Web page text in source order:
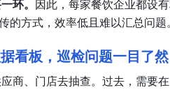
环。
因此，每家餐饮企业都设
的方式，效率低且难以汇总问题
看板，巡检问题一目了然
商、门店去抽查。过去，需要